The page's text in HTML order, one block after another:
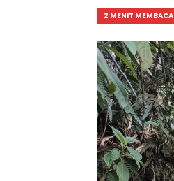
2 MENIT MEMBACA